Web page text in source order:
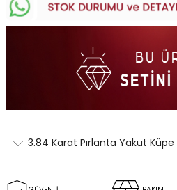
3.84 Karat Pırlanta Yakut Küpe